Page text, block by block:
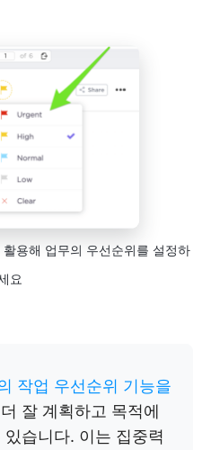
용해 업무의 우선순위를 설정하
요
작업 우선순위 기능을
잘 계획하고 목적에
습니다. 이는 집중력